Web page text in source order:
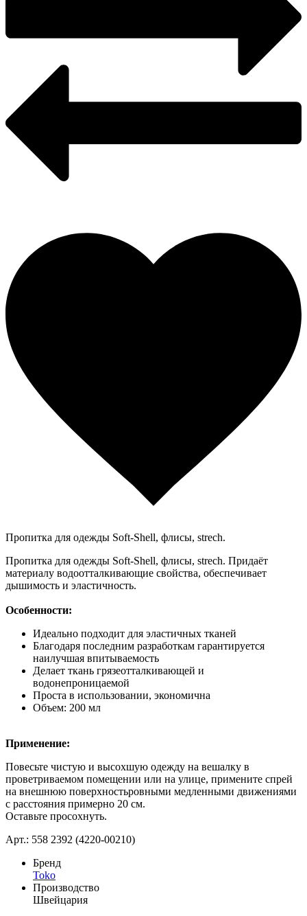
Пропитка для одежды Soft-Shell, флисы, strech.
Пропитка для одежды Soft-Shell, флисы, strech. Придаёт
материалу водоотталкивающие свойства, обеспечивает
дышимость и эластичность.
Особенности:
Идеально подходит для эластичных тканей
Благодаря последним разработкам гарантируется
наилучшая впитываемость
Делает ткань грязеотталкивающей и
водонепроницаемой
Проста в использовании, экономична
Объем: 200 мл
Применение:
Повесьте чистую и высохшую одежду на вешалку в
проветриваемом помещении или на улице, примените спрей
на внешнюю поверхностьровными медленными движениями
с расстояния примерно 20 см.
Оставьте просохнуть.
Арт.: 558 2392 (4220-00210)
Бренд
Toko
Производство
Швейцария